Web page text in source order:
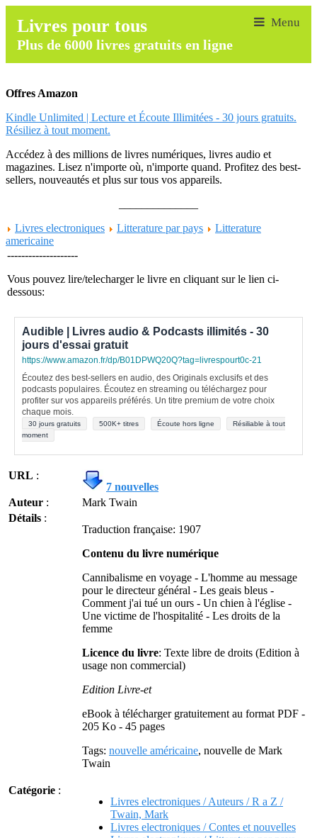
Livres pour tous
Plus de 6000 livres gratuits en ligne
Offres Amazon
Kindle Unlimited | Lecture et Écoute Illimitées - 30 jours gratuits.
Résiliez à tout moment.
Accédez à des millions de livres numériques, livres audio et
magazines. Lisez n'importe où, n'importe quand. Profitez des best-
sellers, nouveautés et plus sur tous vos appareils.
Livres electroniques
Litterature par pays
Litterature
americaine
--------------------
Vous pouvez lire/telecharger le livre en cliquant sur le lien ci-
dessous:
Audible | Livres audio & Podcasts illimités - 30
jours d'essai gratuit
https://www.amazon.fr/dp/B01DPWQ20Q?tag=livrespourt0c-21
Écoutez des best-sellers en audio, des Originals exclusifs et des
podcasts populaires. Écoutez en streaming ou téléchargez pour
profiter sur vos appareils préférés. Un titre premium de votre choix
chaque mois.
30 jours gratuits 500K+ titres Écoute hors ligne
Résiliable à tout
moment
URL :
7 nouvelles
Auteur :
Mark Twain
Détails :
Traduction française: 1907
Contenu du livre numérique
Cannibalisme en voyage - L'homme au message
pour le directeur général - Les geais bleus -
Comment j'ai tué un ours - Un chien à l'église -
Une victime de l'hospitalité - Les droits de la
femme
Licence du livre: Texte libre de droits (Edition à
usage non commercial)
Edition Livre-et
eBook à télécharger gratuitement au format PDF -
205 Ko - 45 pages
Tags: nouvelle américaine, nouvelle de Mark
Twain
Catégorie :
Livres electroniques / Auteurs / R a Z /
Twain, Mark
Livres electroniques / Contes et nouvelles